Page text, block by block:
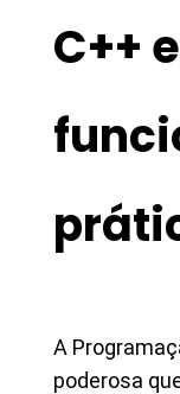
C++
A
poderosa